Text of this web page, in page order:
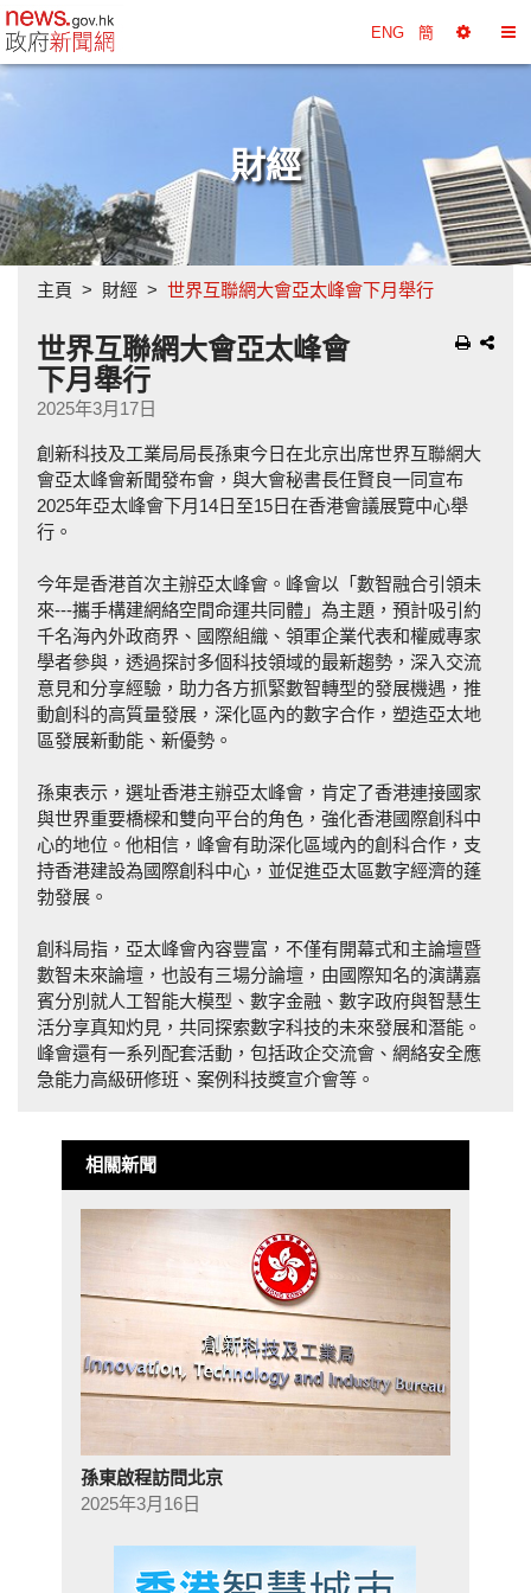
政府新聞網主頁 ENG 簡
擇
換
財經
主頁 財經 世界互聯網大會亞太峰會下月舉行
世界互聯網大會亞太峰會
下月舉行
2025年3月17日
創新科技及工業局局長孫東今日在北京出席世界互聯網大
會亞太峰會新聞發布會，與大會秘書長任賢良一同宣布
2025年亞太峰會下月14日至15日在香港會議展覽中心舉
行。
今年是香港首次主辦亞太峰會。峰會以「數智融合引領未
來---攜手構建網絡空間命運共同體」為主題，預計吸引約
千名海內外政商界、國際組織、領軍企業代表和權威專家
學者參與，透過探討多個科技領域的最新趨勢，深入交流
意見和分享經驗，助力各方抓緊數智轉型的發展機遇，推
動創科的高質量發展，深化區內的數字合作，塑造亞太地
區發展新動能、新優勢。
孫東表示，選址香港主辦亞太峰會，肯定了香港連接國家
與世界重要橋樑和雙向平台的角色，強化香港國際創科中
心的地位。他相信，峰會有助深化區域內的創科合作，支
持香港建設為國際創科中心，並促進亞太區數字經濟的蓬
勃發展。
創科局指，亞太峰會內容豐富，不僅有開幕式和主論壇暨
數智未來論壇，也設有三場分論壇，由國際知名的演講嘉
賓分別就人工智能大模型、數字金融、數字政府與智慧生
活分享真知灼見，共同探索數字科技的未來發展和潛能。
峰會還有一系列配套活動，包括政企交流會、網絡安全應
急能力高級研修班、案例科技獎宣介會等。
相關新聞
孫東啟程訪問北京
2025年3月16日